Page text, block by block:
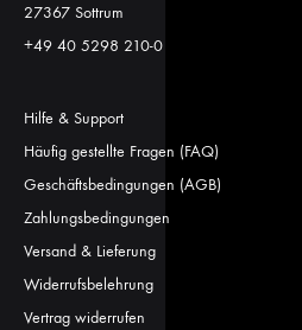
27367 Sottrum
+49 40 5298 210-0
Hilfe & Support
Häufig gestellte Fragen (FAQ)
Geschäftsbedingungen (AGB)
Zahlungsbedingungen
Versand & Lieferung
Widerrufsbelehrung
Vertrag widerrufen